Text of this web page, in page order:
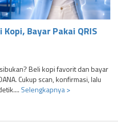
Bayar Pakai QRIS
Beli kopi favorit dan bayar
Cukup scan, konfirmasi, lalu
Selengkapnya >